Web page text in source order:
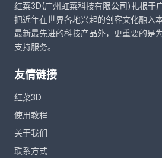
红菜3D(广州虹菜科技有限公司)扎根于
把近年在世界各地兴起的创客文化融入
最新最先进的科技产品外，更重要的是
支持服务。
友情链接
红菜3D
使用教程
关于我们
联系方式